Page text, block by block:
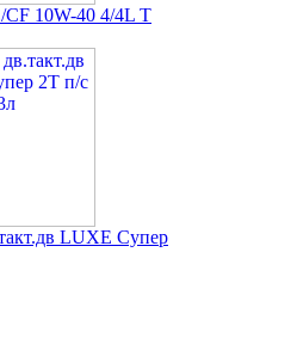
10W-40 4/4L T
LUXE Супер